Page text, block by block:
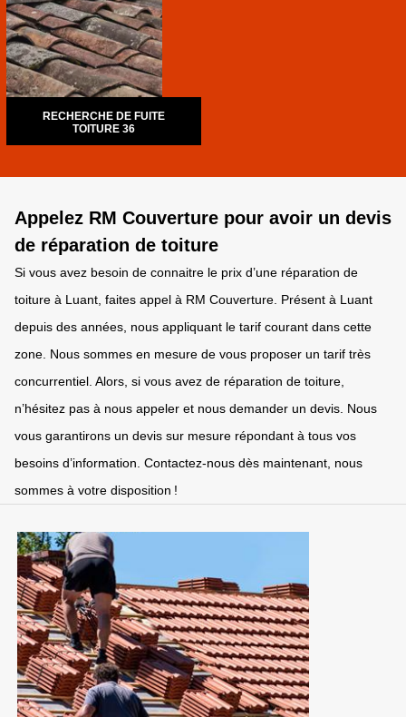
RECHERCHE DE FUITE
TOITURE 36
Appelez RM Couverture pour avoir un devis
de réparation de toiture
Si vous avez besoin de connaitre le prix d’une réparation de
toiture à Luant, faites appel à RM Couverture. Présent à Luant
depuis des années, nous appliquant le tarif courant dans cette
zone. Nous sommes en mesure de vous proposer un tarif très
concurrentiel. Alors, si vous avez de réparation de toiture,
n’hésitez pas à nous appeler et nous demander un devis. Nous
vous garantirons un devis sur mesure répondant à tous vos
besoins d’information. Contactez-nous dès maintenant, nous
sommes à votre disposition !